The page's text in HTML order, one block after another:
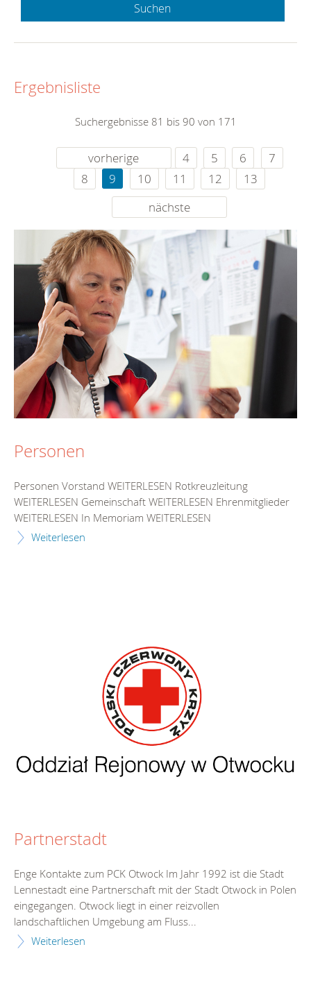
Suchen
Ergebnisliste
Suchergebnisse 81 bis 90 von 171
vorherige 4 5 6
7
8
9 10 11 12
13
nächste
Personen
Personen Vorstand WEITERLESEN Rotkreuzleitung
WEITERLESEN Gemeinschaft WEITERLESEN Ehrenmitglieder
WEITERLESEN In Memoriam WEITERLESEN
Weiterlesen
Partnerstadt
Enge Kontakte zum PCK Otwock Im Jahr 1992 ist die Stadt
Lennestadt eine Partnerschaft mit der Stadt Otwock in Polen
eingegangen. Otwock liegt in einer reizvollen
landschaftlichen Umgebung am Fluss...
Weiterlesen